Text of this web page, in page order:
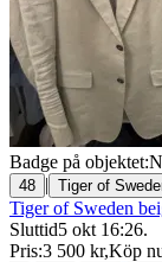
Badge på objektet:
48 | Tiger of
Tiger of Sweden
Sluttid5 okt 16:26.
Pris:3 500 kr,Köp